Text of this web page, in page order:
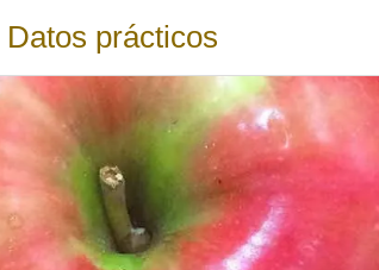
Datos prácticos